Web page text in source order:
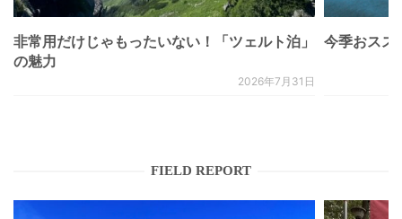
非常用だけじゃもったいない！「ツェルト泊」
の魅力
2026年7月31日
今季おスス
FIELD REPORT